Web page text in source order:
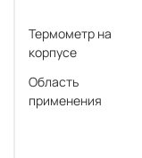
Термометр на
корпусе
Область
применения